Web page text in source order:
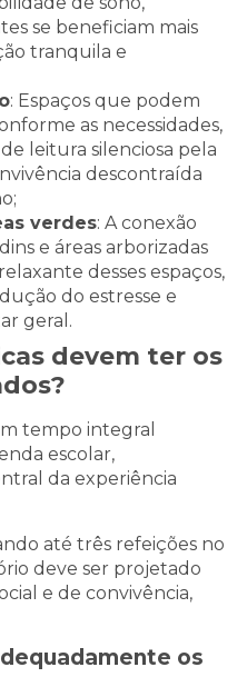
se beneficiam mais
tranquila e
: Espaços que podem
as necessidades,
leitura silenciosa pela
descontraída
verdes: A conexão
e áreas arborizadas
desses espaços,
do estresse e
geral.
devem ter os
tempo integral
escolar,
da experiência
até três refeições no
deve ser projetado
e de convivência,
os